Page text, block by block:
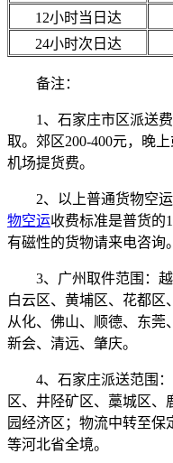
12小时当日达
24小时次日达
备注：
1、石家庄市区派送费
取。郊区200-400元，晚
机场提货费。
2、以上普通货物空运
物空运收费标准是普货的
有磁性的货物请来电咨询。
3、广州取件范围：越
白云区、黄埔区、花都区
从化、佛山、顺德、东莞
新会、清远、肇庆。
4、石家庄派送范围：
区、井陉矿区、藁城区
园经济区；物流中转至
等河北省全境。